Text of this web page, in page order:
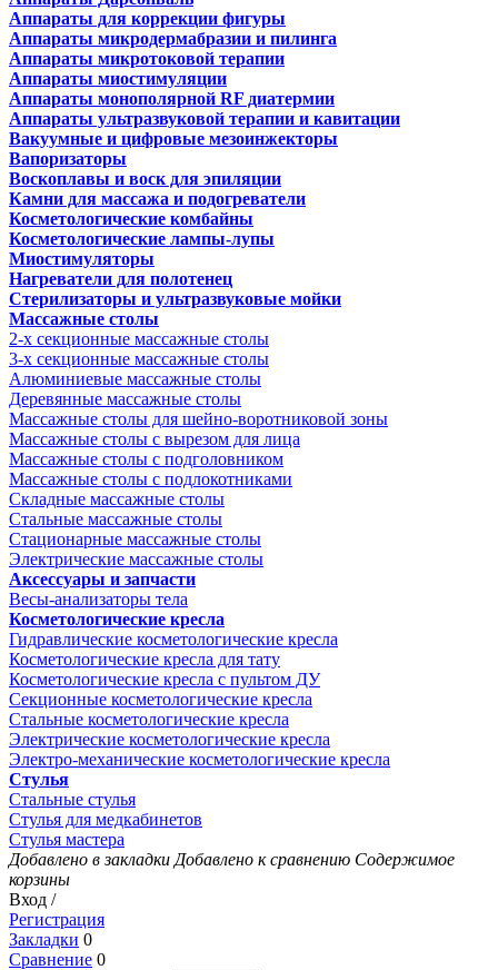
Аппараты для коррекции фигуры
Аппараты микродермабразии и пилинга
Аппараты микротоковой терапии
Аппараты миостимуляции
Аппараты монополярной RF диатермии
Аппараты ультразвуковой терапии и кавитации
Вакуумные и цифровые мезоинжекторы
Вапоризаторы
Воскоплавы и воск для эпиляции
Камни для массажа и подогреватели
Косметологические комбайны
Косметологические лампы-лупы
Миостимуляторы
Нагреватели для полотенец
Стерилизаторы и ультразвуковые мойки
Массажные столы
2-х секционные массажные столы
3-х секционные массажные столы
Алюминиевые массажные столы
Деревянные массажные столы
Массажные столы для шейно-воротниковой зоны
Массажные столы с вырезом для лица
Массажные столы с подголовником
Массажные столы с подлокотниками
Складные массажные столы
Стальные массажные столы
Стационарные массажные столы
Электрические массажные столы
Аксессуары и запчасти
Весы-анализаторы тела
Косметологические кресла
Гидравлические косметологические кресла
Косметологические кресла для тату
Косметологические кресла с пультом ДУ
Секционные косметологические кресла
Стальные косметологические кресла
Электрические косметологические кресла
Электро-механические косметологические кресла
Стулья
Стальные стулья
Стулья для медкабинетов
Стулья мастера
Добавлено в закладки Добавлено к сравнению Содержимое
корзины
Вход /
Регистрация
Закладки 0
Сравнение 0